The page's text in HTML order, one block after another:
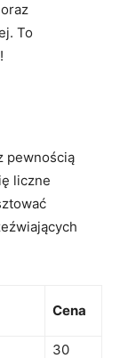
To
⁤pewnością
liczne
Cena
30